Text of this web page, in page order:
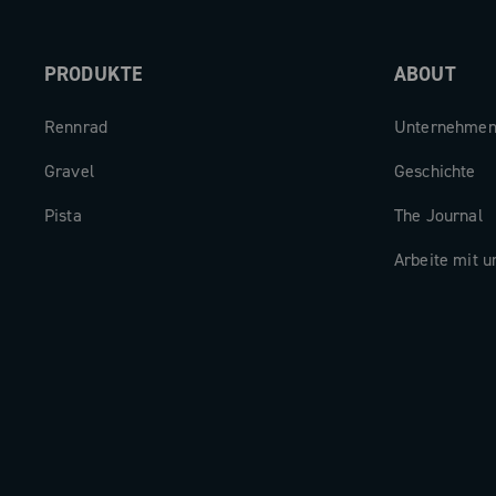
PRODUKTE
Rennrad
Gravel
Pista
ABOUT
Unternehmen
Geschichte
The Journal
Arbeite mit